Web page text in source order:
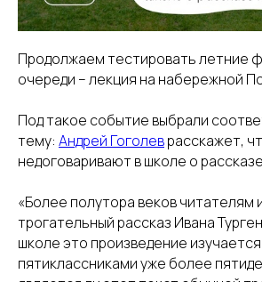
Продолжаем тестировать летние
очереди – лекция на набережной
Под такое событие выбрали
тему: Андрей Гоголеврасскажет,
недоговаривают в школе о
«Более полутора веков читателям
трогательный рассказ Ивана
школе это произведение изучается
пятиклассниками уже более